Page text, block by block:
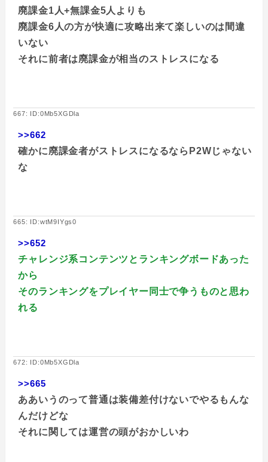
廃課金1人+無課金5人よりも
廃課金6人の方が快適に攻略出来て楽しいのは間違
いない
それに前者は廃課金が相当のストレスになる
667: ID:0Mb5XGDla
>>662
確かに廃課金者がストレスになるならP2Wじゃない
な
665: ID:wtM9IYgs0
>>652
チャレンジ系コンテンツとランキングボードあった
から
そのランキングをプレイヤー同士で争うものと思わ
れる
672: ID:0Mb5XGDla
>>665
ああいうのって普通は装備差付けないでやるもんな
んだけどな
それに関しては運営の頭がおかしいわ